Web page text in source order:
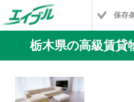
保存
栃木県の高級賃貸